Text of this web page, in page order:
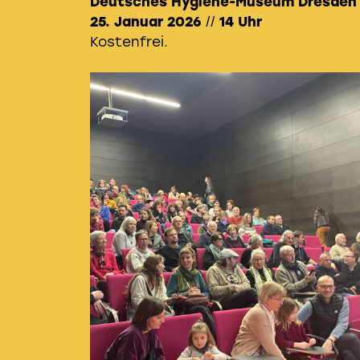
25. Januar 2026 // 14 Uhr
Kostenfrei.